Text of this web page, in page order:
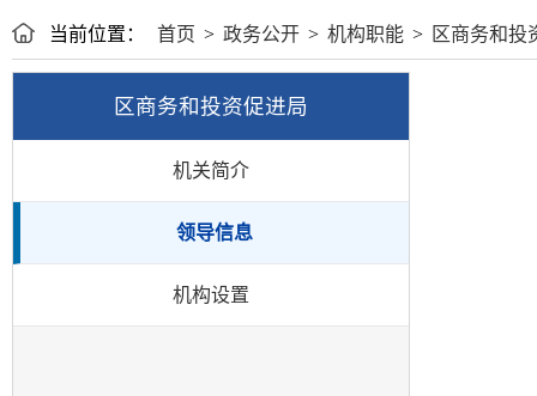
当前位置： 首页 > 政务公开 > 机构职能 > 区商务和投
区商务和投资促进局
机关简介
领导信息
机构设置